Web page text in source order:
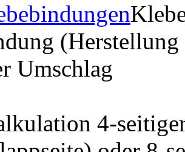
Umschlag
4-